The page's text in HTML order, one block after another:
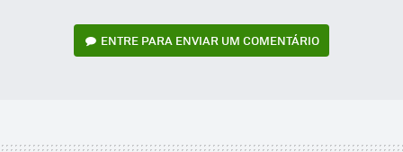
ENTRE PARA ENVIAR UM COMENTÁRIO